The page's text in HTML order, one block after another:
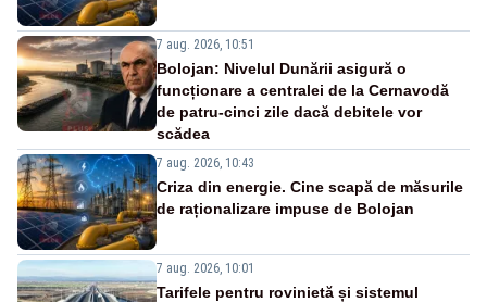
7 aug. 2026, 10:51
Bolojan: Nivelul Dunării asigură o
funcționare a centralei de la Cernavodă
de patru-cinci zile dacă debitele vor
scădea
7 aug. 2026, 10:43
Criza din energie. Cine scapă de măsurile
de raționalizare impuse de Bolojan
7 aug. 2026, 10:01
Tarifele pentru rovinietă și sistemul